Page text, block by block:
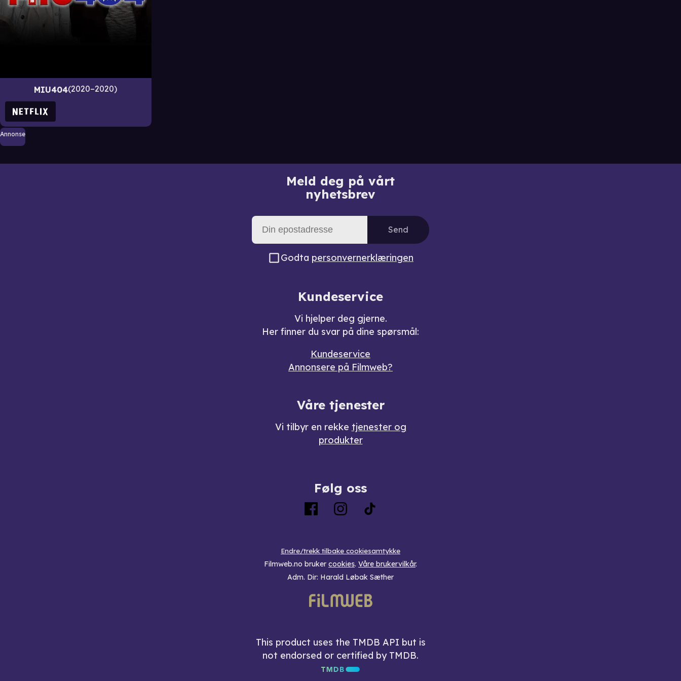
MIU404 2020–2020
Annonse
Meld deg på vårt
nyhetsbrev
Send
Godta personvernerklæringen
Kundeservice
Vi hjelper deg gjerne.
Her finner du svar på dine spørsmål:
Kundeservice
Annonsere på Filmweb?
Våre tjenester
Vi tilbyr en rekke tjenester og
produkter
Følg oss
Endre/trekk tilbake cookiesamtykke
Filmweb.no bruker cookies. Våre brukervilkår.
Adm. Dir: Harald Løbak Sæther
This product uses the TMDB API but is
not endorsed or certified by TMDB.